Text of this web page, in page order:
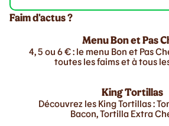
Faim d'actus ?
Menu Bon et Pas
4, 5 ou 6 € : le menu Bon et Pas
toutes les faims et à tous
King Tortillas
Découvrez les King Tortillas :
Bacon, Tortilla Extra